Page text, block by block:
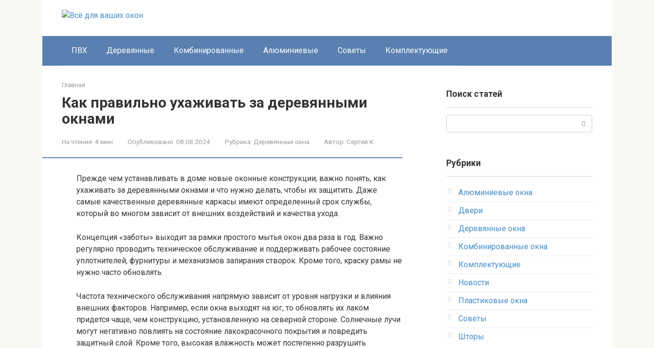
ПВХ Деревянные Комбинированные Алюминиевые Советы Комплектующие
Главная
Как правильно ухаживать за деревянными
окнами
На чтение: 4 мин Опубликовано: 08.08.2024 Рубрика: Деревянные окна Автор: Сергей К.
Прежде чем устанавливать в доме новые оконные конструкции, важно понять, как
ухаживать за деревянными окнами и что нужно делать, чтобы их защитить. Даже
самые качественные деревянные каркасы имеют определенный срок службы,
который во многом зависит от внешних воздействий и качества ухода.
Концепция «заботы» выходит за рамки простого мытья окон два раза в год. Важно
регулярно проводить техническое обслуживание и поддерживать рабочее состояние
уплотнителей, фурнитуры и механизмов запирания створок. Кроме того, краску рамы не
нужно часто обновлять.
Частота технического обслуживания напрямую зависит от уровня нагрузки и влияния
внешних факторов. Например, если окна выходят на юг, то обновлять их лаком
придется чаще, чем конструкцию, установленную на северной стороне. Солнечные лучи
могут негативно повлиять на состояние лакокрасочного покрытия и повредить
защитный слой. Кроме того, высокая влажность может постепенно разрушить
Поиск статей
Рубрики
Алюминиевые окна
Двери
Деревянные окна
Комбинированные окна
Комплектующие
Новости
Пластиковые окна
Советы
Шторы